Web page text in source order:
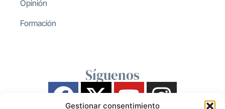
Gestionar consentimiento
Opinión
Formación
Síguenos